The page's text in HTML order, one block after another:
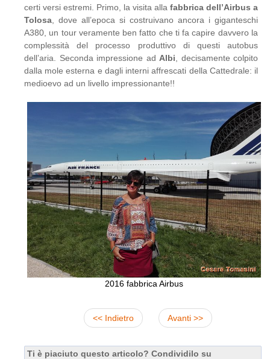
certi versi estremi. Primo, la visita alla fabbrica dell’Airbus a
Tolosa , dove all’epoca si costruivano ancora i giganteschi
A380, un tour veramente ben fatto che ti fa capire davvero la
complessità del processo produttivo di questi autobus
dell’aria. Seconda impressione ad Albi , decisamente colpito
dalla mole esterna e dagli interni affrescati della Cattedrale: il
medioevo ad un livello impressionante!!
2016 fabbrica Airbus
<< Indietro Avanti >>
Ti è piaciuto questo articolo? Condividilo su